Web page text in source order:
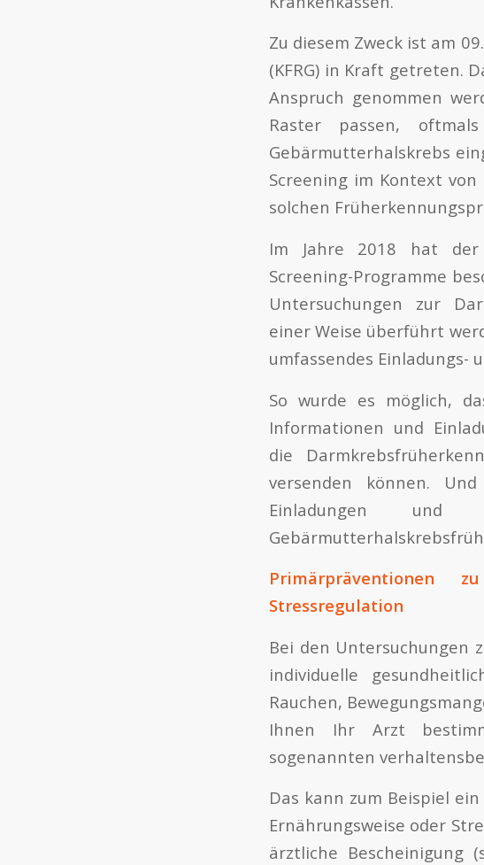
Zu diesem Zweck ist am
(KFRG) in Kraft getreten.
Anspruch genommen
Raster passen,
Gebärmutterhalskrebs
Screening im Kontext
solchen
Im Jahre 2018 hat der
Screening-Programme
Untersuchungen zur
einer Weise überführt
umfassendes
So wurde es möglich,
Informationen und
die
versenden können.
Einladungen und
Primärpräventionen
Stressregulation
Bei den Untersuchungen
individuelle
Rauchen,
Ihnen Ihr Arzt
sogenannten
Das kann zum Beispiel
Ernährungsweise oder
ärztliche Bescheinigung